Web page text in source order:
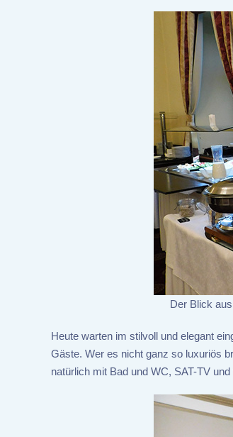
Der Blick
Heute warten im stilvoll und elegant
Gäste. Wer es nicht ganz so luxuriös
natürlich mit Bad und WC, SAT-TV